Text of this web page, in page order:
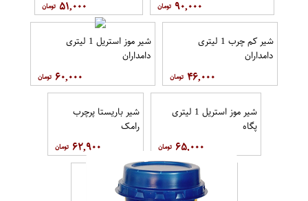
۹۰,۰۰۰ ۵۱,۰۰۰
شیر کم چرب 1 لیتری
دامداران
۴۶,۰۰۰
شیر موز استریل 1 لیتری
دامداران
۶۰,۰۰۰
شیر موز استریل 1 لیتری
پگاه
۶۵,۰۰۰
شیر باریستا پرچرب
رامک
۶۲,۹۰۰